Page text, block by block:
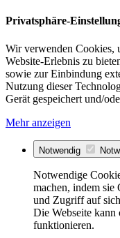
Privatsphäre-
Wir verwenden Cookies,
Website-Erlebnis zu
sowie zur Einbindung
Nutzung dieser
Gerät gespeichert und/
Mehr anzeigen
Notwendig
Notwendige
machen, indem
und Zugriff auf
Die Webseite
funktionieren.